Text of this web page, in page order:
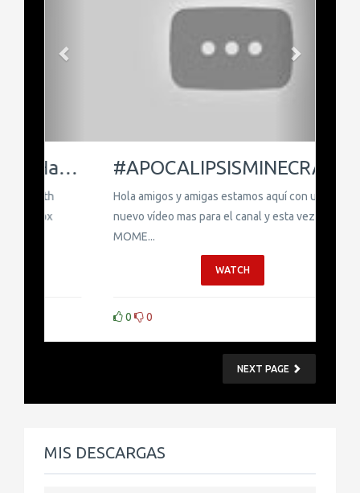
#APOCALIPSISMINECRAFT5 Momentos Graciosos
Hola amigos y amigas estamos aquí con un
nuevo vídeo mas para el canal y esta vez con
NEXT PAGE
MIS DESCARGAS